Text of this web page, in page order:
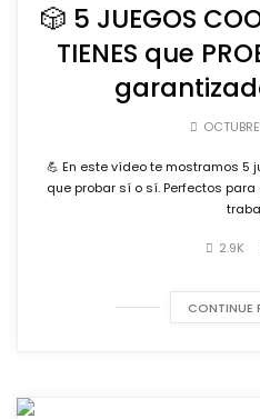
🎲 5 JUEGOS
TIENES que
💪 En este vídeo te mostramos 5
que probar sí o sí. Perfectos
2.9K
CONTINUE